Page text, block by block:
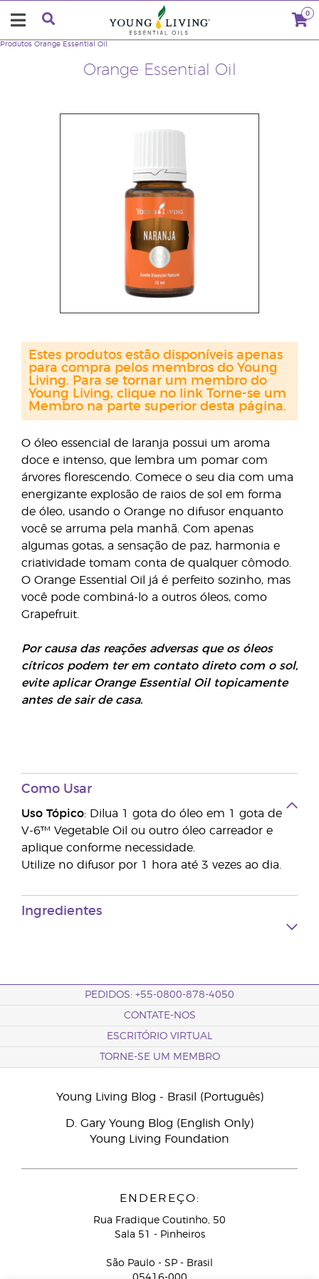
0
Orange Essential Oil
Produtos Orange Essential Oil
O óleo essencial de laranja possui um aroma
doce e intenso, que lembra um pomar com
árvores florescendo. Comece o seu dia com uma
energizante explosão de raios de sol em forma
de óleo, usando o Orange no difusor enquanto
você se arruma pela manhã. Com apenas
algumas gotas, a sensação de paz, harmonia e
criatividade tomam conta de qualquer cômodo.
O Orange Essential Oil já é perfeito sozinho, mas
você pode combiná-lo a outros óleos, como
Grapefruit.
Por causa das reações adversas que os óleos
cítricos podem ter em contato direto com o sol,
evite aplicar Orange Essential Oil topicamente
antes de sair de casa.
Estes produtos estão disponíveis apenas
para compra pelos membros do Young
Living. Para se tornar um membro do
Young Living, clique no link Torne-se um
Membro na parte superior desta página.
Como Usar
Uso Tópico: Dilua 1 gota do óleo em 1 gota de
V-6™ Vegetable Oil ou outro óleo carreador e
aplique conforme necessidade.
Utilize no difusor por 1 hora até 3 vezes ao dia.
Ingredientes
PEDIDOS: +55-0800-878-4050
CONTATE-NOS
ESCRITÓRIO VIRTUAL
TORNE-SE UM MEMBRO
Young Living Blog - Brasil (Português)
D. Gary Young Blog (English Only)
Young Living Foundation
ENDEREÇO:
Rua Fradique Coutinho, 50
Sala 51 - Pinheiros
São Paulo - SP - Brasil